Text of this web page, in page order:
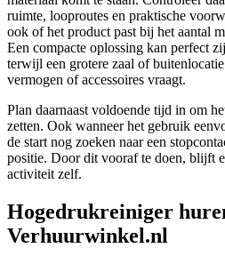
ruimte, looproutes en praktische
ook of het product past bij het aantal
Een compacte oplossing kan perfect
terwijl een grotere zaal of
vermogen of accessoires vraagt.
Plan daarnaast voldoende tijd in om
zetten. Ook wanneer het gebruik
de start nog zoeken naar een
positie. Door dit vooraf te doen, blijft
activiteit zelf.
Hogedrukreiniger
Verhuurwinkel.nl